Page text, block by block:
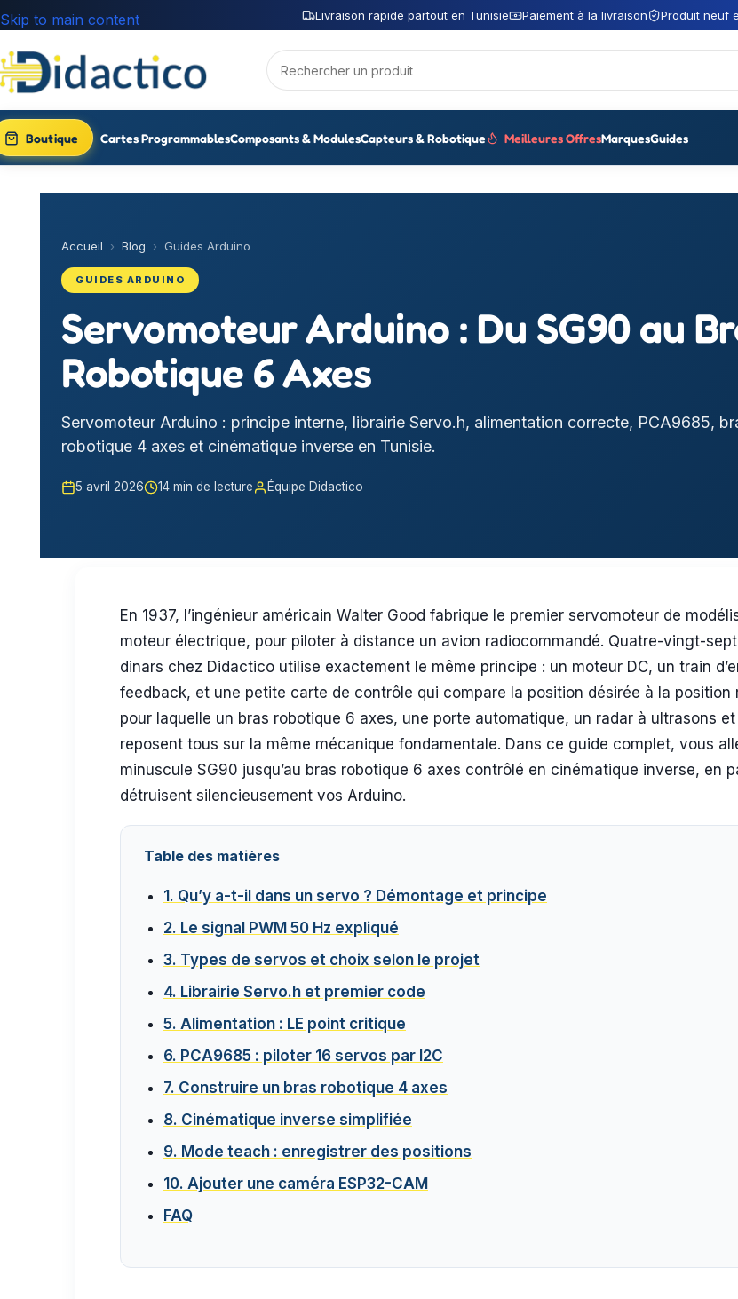
Livraison rapide partout en Tunisie Paiement à la livraison Produit neuf
Skip to main content
Boutique Cartes ProgrammablesComposants & ModulesCapteurs & Robotique Meilleures OffresMarquesGuides
Accueil › Blog › Guides Arduino
GUIDES ARDUINO
Servomoteur Arduino : Du SG90 au
Robotique 6 Axes
Servomoteur Arduino : principe interne, librairie Servo.h, alimentation correcte, PCA9685,
robotique 4 axes et cinématique inverse en Tunisie.
5 avril 2026 14 min de lecture Équipe Didactico
En 1937, l’ingénieur américain Walter Good fabrique le premier servomoteur de
moteur électrique, pour piloter à distance un avion radiocommandé. Quatre-vingt-
dinars chez Didactico utilise exactement le même principe : un moteur DC, un train
feedback, et une petite carte de contrôle qui compare la position désirée à la
pour laquelle un bras robotique 6 axes, une porte automatique, un radar à ultrasons et
reposent tous sur la même mécanique fondamentale. Dans ce guide complet, vous
minuscule SG90 jusqu’au bras robotique 6 axes contrôlé en cinématique inverse, en
détruisent silencieusement vos Arduino.
Table des matières
1. Qu’y a-t-il dans un servo ? Démontage et principe
2. Le signal PWM 50 Hz expliqué
3. Types de servos et choix selon le projet
4. Librairie Servo.h et premier code
5. Alimentation : LE point critique
6. PCA9685 : piloter 16 servos par I2C
7. Construire un bras robotique 4 axes
8. Cinématique inverse simplifiée
9. Mode teach : enregistrer des positions
10. Ajouter une caméra ESP32-CAM
FAQ